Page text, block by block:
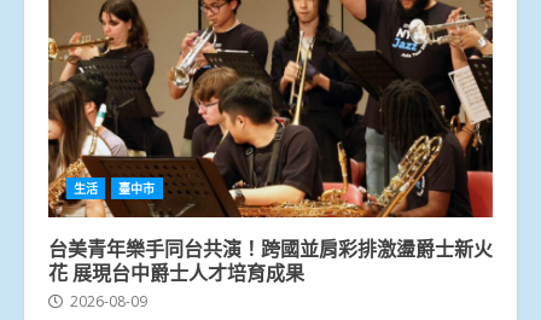
生活 臺中市
台美青年樂手同台共演！跨國並肩彩排激盪爵士新火
花 展現台中爵士人才培育成果
2026-08-09